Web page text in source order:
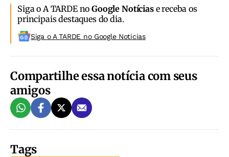
Siga o A TARDE noGoogle Notíciase receba os
principais destaques do dia.
Siga o A TARDE no Google Noticias
Compartilhe essa notícia com seus
amigos
Tags